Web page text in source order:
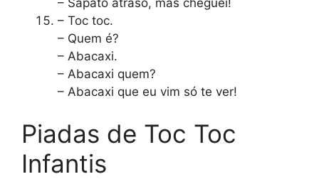
– Toc toc.
– Quem é?
– Abacaxi.
– Abacaxi quem?
– Abacaxi que eu vim só te ver!
Piadas de Toc Toc
Infantis